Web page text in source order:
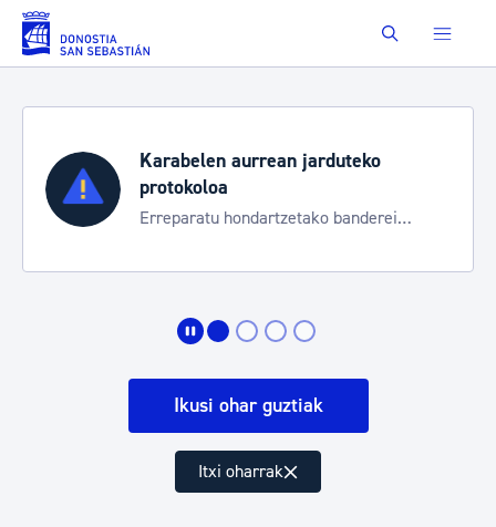
Eduki nagusira joan Buscar
Karabelen aurrean jarduteko
protokoloa
Erreparatu hondartzetako banderei
Ikusi ohar guztiak
Itxi oharrak